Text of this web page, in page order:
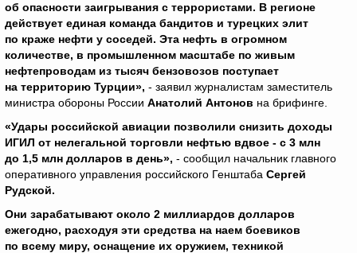
об опасности заигрывания с террористами. В регионе
действует единая команда бандитов и турецких элит
по краже нефти у соседей. Эта нефть в огромном
количестве, в промышленном масштабе по живым
нефтепроводам из тысяч бензовозов поступает
на территорию Турции», - заявил журналистам заместитель
министра обороны России Анатолий Антонов на брифинге.
«Удары российской авиации позволили снизить доходы
ИГИЛ от нелегальной торговли нефтью вдвое - с 3 млн
до 1,5 млн долларов в день», - сообщил начальник главного
оперативного управления российского Генштаба Сергей
Рудской.
Они зарабатывают около 2 миллиардов долларов
ежегодно, расходуя эти средства на наем боевиков
по всему миру, оснащение их оружием, техникой